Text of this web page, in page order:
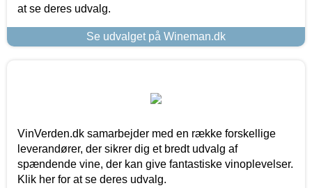
at se deres udvalg.
Se udvalget på Wineman.dk
VinVerden.dk samarbejder med en række forskellige
leverandører, der sikrer dig et bredt udvalg af
spændende vine, der kan give fantastiske vinoplevelser.
Klik her for at se deres udvalg.